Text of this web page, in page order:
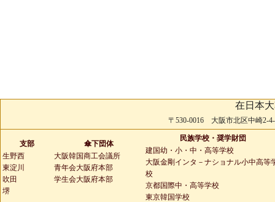
在日本
〒530-0016 大阪市北区中崎2-
支部
生野西
東淀川
吹田
堺
傘下団体
大阪韓国商工会議所
青年会大阪府本部
学生会大阪府本部
民族学校・奨学財団
建国幼・小・中・高等学校
大阪金剛インタ－ナショナル小中高等
校
京都国際中・高等学校
東京韓国学校